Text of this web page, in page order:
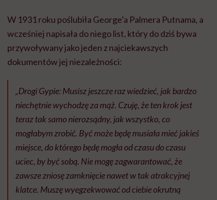
W 1931 roku poślubiła George’a Palmera Putnama, a
wcześniej napisała do niego list, który do dziś bywa
przywoływany jako jeden z najciekawszych
dokumentów jej niezależności:
„Drogi Gypie: Musisz jeszcze raz wiedzieć, jak bardzo
niechętnie wychodzę za mąż. Czuję, że ten krok jest
teraz tak samo nierozsądny, jak wszystko, co
mogłabym zrobić. Być może będę musiała mieć jakieś
miejsce, do którego będę mogła od czasu do czasu
uciec, by być sobą. Nie mogę zagwarantować, że
zawsze zniosę zamknięcie nawet w tak atrakcyjnej
klatce. Muszę wyegzekwować od ciebie okrutną